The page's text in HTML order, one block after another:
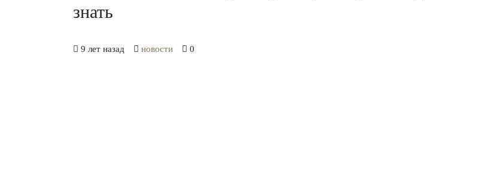
знать
9 лет назад новости 0